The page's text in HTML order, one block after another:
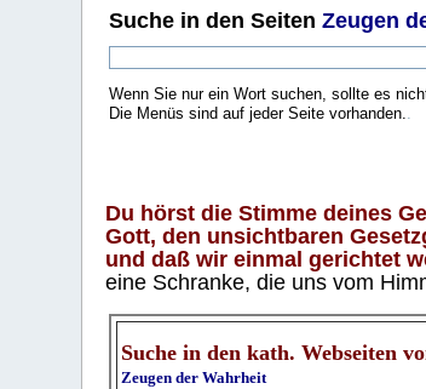
Suche in den SeitenZeugen
Wenn Sie nur ein Wort suchen, sollte es
Die Menüs sind auf jeder Seite vorhanden.
Du hörst die Stimme deines
Gott, den unsichtbaren
und daß wir einmal gerichtet
eine Schranke, die uns vom
Suche in den kath. Webseiten
Zeugen der Wahrheit